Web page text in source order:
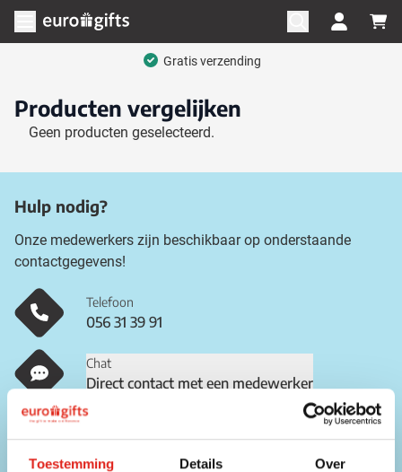
Toestemming Details Over
Ga naar de inhoud
Menu openen
Gratis verzending
Producten vergelijken
Geen producten geselecteerd.
Hulp nodig?
Onze medewerkers zijn beschikbaar op onderstaande
contactgegevens!
Telefoon
056 31 39 91
Chat
Direct contact met een medewerker
info@eurogifts.be